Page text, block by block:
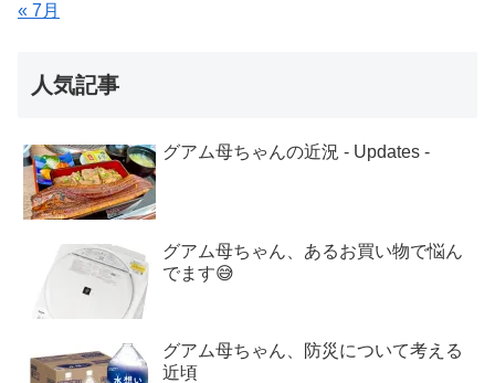
« 7月
人気記事
グアム母ちゃんの近況 - Updates -
グアム母ちゃん、あるお買い物で悩ん
でます😅
グアム母ちゃん、防災について考える
近頃